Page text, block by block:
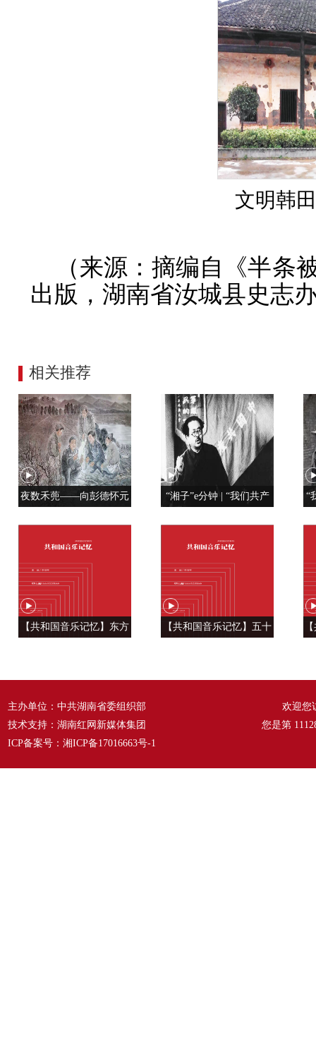
文明韩
（来源：摘编自《半条
出版，湖南省汝城县史志
相关推荐
夜数禾蔸——向彭德怀元
“湘子”e分钟 | “我们共产
“
【共和国音乐记忆】东方
【共和国音乐记忆】五十
主办单位：中共湖南省委组织部
技术支持：湖南红网新媒体集团
ICP备案号： 湘ICP备17016663号-1
欢迎您
您是第